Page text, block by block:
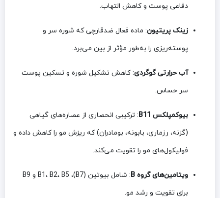
دفاعی پوست و کاهش التهاب.
زینک پریتیون: ماده فعال ضدقارچی که شوره سر و
پوسته‌ریزی را به‌طور مؤثر از بین می‌برد.
آب حرارتی گوگردی: کاهش تشکیل شوره و تسکین پوست
سر حساس.
بیوکمپلکس B11
: ترکیبی انحصاری از عصاره‌های گیاهی
(گزنه، رزماری، بابونه، بومادران) که ریزش مو را کاهش داده و
فولیکول‌های مو را تقویت می‌کند.
ویتامین‌های گروه B
: شامل بیوتین (B7)، B1، B2، B5 و B9
برای تقویت و رشد مو.